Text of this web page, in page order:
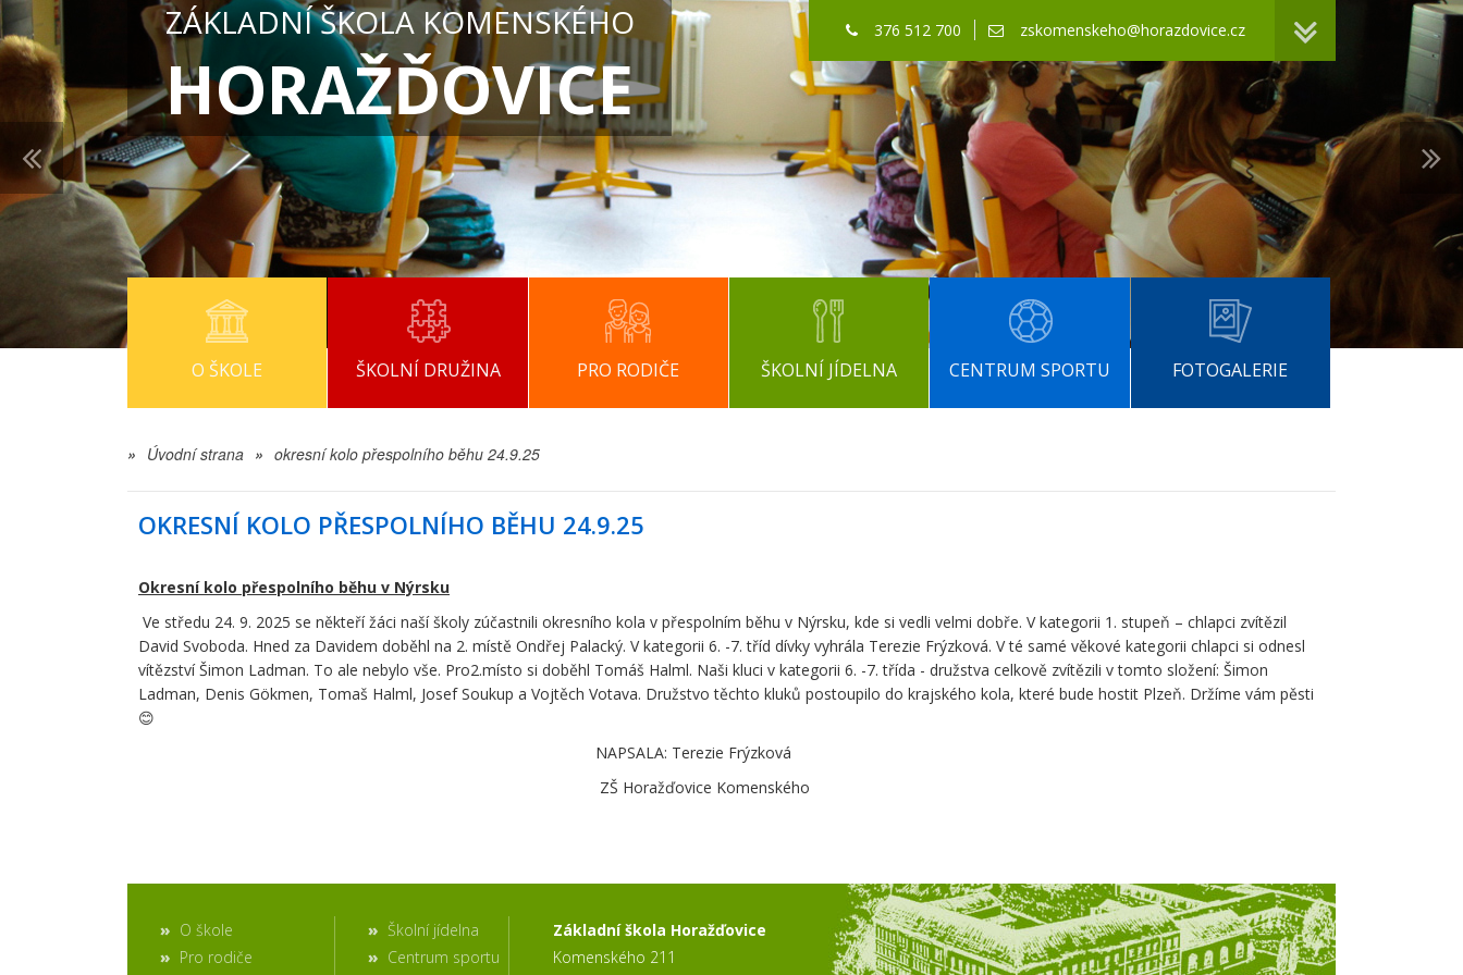
ZÁKLADNÍ ŠKOLA KOMENSKÉHO
HORAŽĎOVICE
376 512 700 zskomenskeho@horazdovice.cz
O ŠKOLE ŠKOLNÍ DRUŽINA PRO RODIČE ŠKOLNÍ JÍDELNA CENTRUM SPORTU FOTOGALERIE
» Úvodní strana » okresní kolo přespolního běhu 24.9.25
OKRESNÍ KOLO PŘESPOLNÍHO BĚHU 24.9.25
Okresní kolo přespolního běhu v Nýrsku
Ve středu 24. 9. 2025 se někteří žáci naší školy zúčastnili okresního kola v přespolním běhu v Nýrsku, kde si vedli velmi dobře. V kategorii 1. stupeň – chlapci zvítězil
David Svoboda. Hned za Davidem doběhl na 2. místě Ondřej Palacký. V kategorii 6. -7. tříd dívky vyhrála Terezie Frýzková. V té samé věkové kategorii chlapci si odnesl
vítězství Šimon Ladman. To ale nebylo vše. Pro2.místo si doběhl Tomáš Halml. Naši kluci v kategorii 6. -7. třída - družstva celkově zvítězili v tomto složení: Šimon
Ladman, Denis Gökmen, Tomaš Halml, Josef Soukup a Vojtěch Votava. Družstvo těchto kluků postoupilo do krajského kola, které bude hostit Plzeň. Držíme vám pěsti
😊
NAPSALA: Terezie Frýzková
ZŠ Horažďovice Komenského
O škole
Pro rodiče
Školní jídelna
Centrum sportu
Základní škola Horažďovice
Komenského 211